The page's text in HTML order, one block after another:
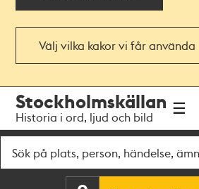
Välj vilka kakor vi får använda
navigationen
huvudinnehållet
Stockholmskällan
Historia i ord, ljud och bild